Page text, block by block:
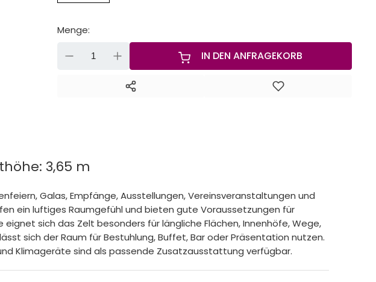
Menge:
IN DEN ANFRAGEKORB
3,65 m
Galas, Empfänge, Ausstellungen, Vereinsveranstaltungen und
ein luftiges Raumgefühl und bieten gute Voraussetzungen für
sich das Zelt besonders für längliche Flächen, Innenhöfe, Wege,
sich der Raum für Bestuhlung, Buffet, Bar oder Präsentation nutzen.
Klimageräte sind als passende Zusatzausstattung verfügbar.